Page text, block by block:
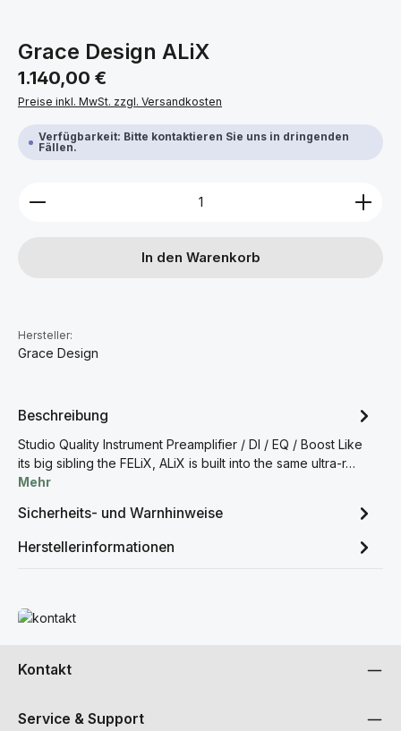
Grace Design ALiX
Regulärer Preis:
1.140,00 €
Preise inkl. MwSt. zzgl. Versandkosten
Verfügbarkeit: Bitte kontaktieren Sie uns in dringenden
Fällen.
Produkt Anzahl: Gib den gewünschten Wert ein
In den Warenkorb
Hersteller:
Grace Design
Beschreibung
Studio Quality Instrument Preamplifier / DI / EQ / Boost Like
its big sibling the FELiX, ALiX is built into the same ultra-r…
Mehr
Sicherheits- und Warnhinweise
Herstellerinformationen
Mehr erfahren
Kontakt
Service & Support